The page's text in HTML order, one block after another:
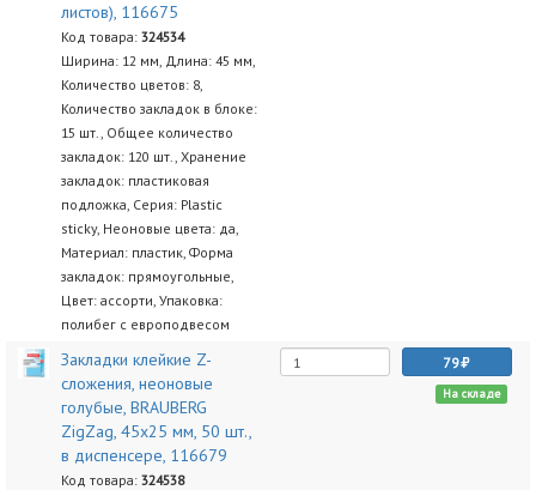
листов), 116675
Код товара: 324534
Ширина: 12 мм, Длина: 45 мм,
Количество цветов: 8,
Количество закладок в блоке:
15 шт., Общее количество
закладок: 120 шт., Хранение
закладок: пластиковая
подложка, Серия: Plastic
sticky, Неоновые цвета: да,
Материал: пластик, Форма
закладок: прямоугольные,
Цвет: ассорти, Упаковка:
полибег с европодвесом
Закладки клейкие Z-
сложения, неоновые
голубые, BRAUBERG
ZigZag, 45х25 мм, 50 шт.,
в диспенсере, 116679
Код товара: 324538
79
На складе